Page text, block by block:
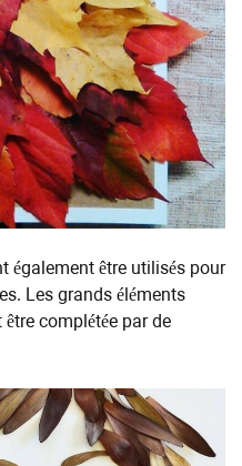
également être utilisés pour
Les grands éléments
complétée par de